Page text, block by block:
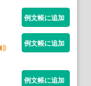
例文帳に追加
例文帳に追加
例文帳に追加